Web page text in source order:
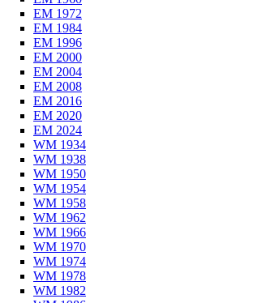
EM 1972
EM 1984
EM 1996
EM 2000
EM 2004
EM 2008
EM 2016
EM 2020
EM 2024
WM 1934
WM 1938
WM 1950
WM 1954
WM 1958
WM 1962
WM 1966
WM 1970
WM 1974
WM 1978
WM 1982